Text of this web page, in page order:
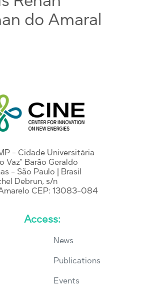
do Amaral
- Cidade Universitária
Vaz" Barão Geraldo
- São Paulo | Brasil
Debrun, s/n
CEP: 13083-084
Access:
News
Publications
Events